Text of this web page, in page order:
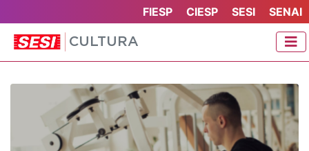
FIESP CIESP SESI SENAI
CULTURA